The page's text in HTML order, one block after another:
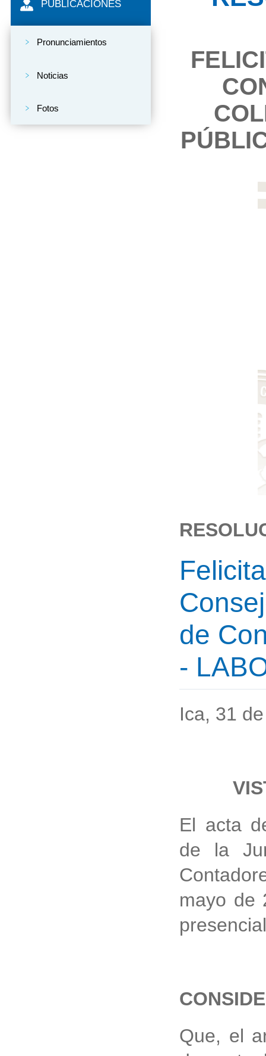
PUBLICACIONES
Pronunciamientos
Noticias
Fotos
R
de
-
Ica, 31
El acta
de la
mayo de
Que, el